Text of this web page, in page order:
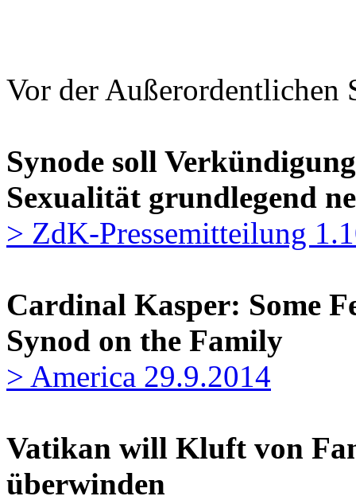
Vor der Außerordentlichen
Synode soll
Sexualität grundlegend
> ZdK-Pressemitteilung
Cardinal Kasper: Some
Synod on the Family
> America 29.9.2014
Vatikan will Kluft von
überwinden